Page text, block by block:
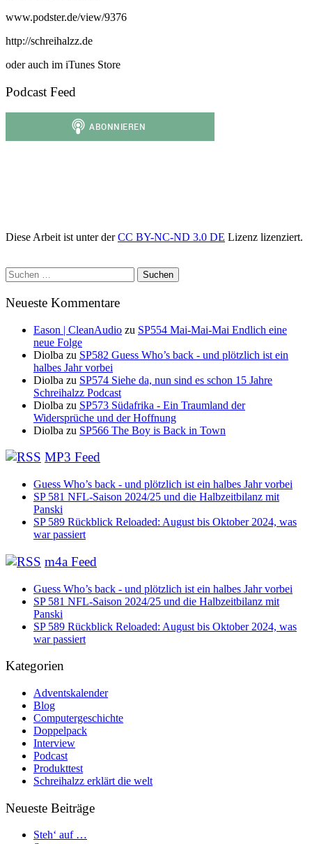
www.podster.de/view/9376
http://schreihalzz.de
oder auch im iTunes Store
Podcast Feed
Diese Arbeit ist unter derCC BY-NC-ND 3.0 DE Lizenz lizenziert.
Suchen
nach:
Neueste Kommentare
Eason | CleanAudio zu SP554 Mai-Mai-Mai Endlich eine
neue Folge
Diolba zu SP582 Guess Who’s back - und plötzlich ist ein
halbes Jahr vorbei
Diolba zu SP574 Siehe da, nun sind es schon 15 Jahre
Schreihalzz Podcast
Diolba zu SP573 Südafrika - Ein Traumland der
Widersprüche und der Hoffnung
Diolba zu SP566 The Boy is Back in Town
MP3 Feed
Guess Who’s back - und plötzlich ist ein halbes Jahr vorbei
SP 581 NFL-Saison 2024/25 und die Halbzeitbilanz mit
Panski
SP 589 Rückblick Reloaded: August bis Oktober 2024, was
war passiert
m4a Feed
Guess Who’s back - und plötzlich ist ein halbes Jahr vorbei
SP 581 NFL-Saison 2024/25 und die Halbzeitbilanz mit
Panski
SP 589 Rückblick Reloaded: August bis Oktober 2024, was
war passiert
Kategorien
Adventskalender
Blog
Computergeschichte
Doppelpack
Interview
Podcast
Produkttest
Schreihalzz erklärt die welt
Neueste Beiträge
Steh‘ auf …